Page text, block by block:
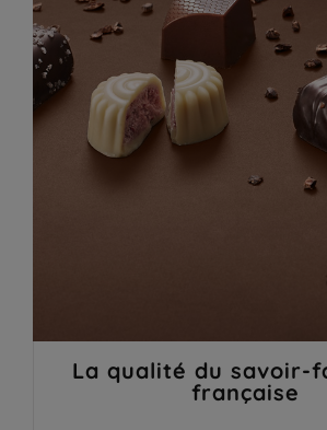
La qualité du savoir-
française